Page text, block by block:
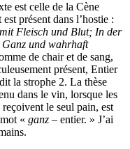
est celle de la Cène
présent dans l’hostie :
Fleisch und Blut; In der
und wahrhaft
de chair et de sang,
présent, Entier
la strophe 2. La thèse
dans le vin, lorsque les
le seul pain, est
mot «ganz – entier. » J’ai